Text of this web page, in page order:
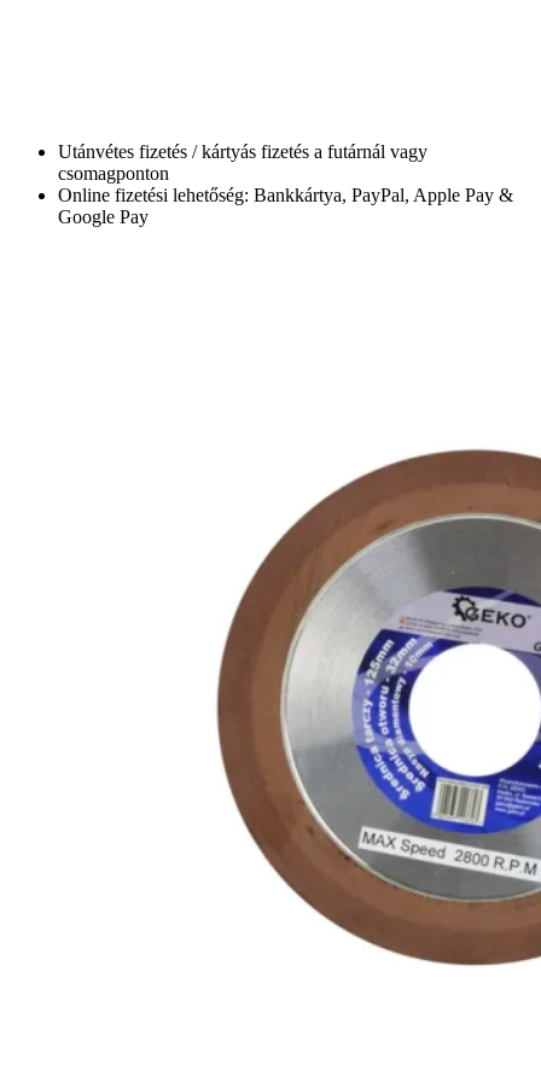
Utánvétes fizetés / kártyás fizetés a futárnál vagy
csomagponton
Online fizetési lehetőség: Bankkártya, PayPal, Apple Pay &
Google Pay